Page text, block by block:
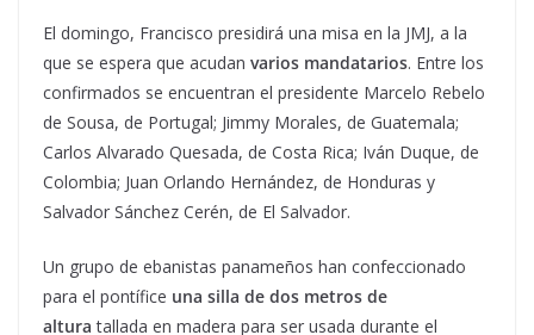
El domingo, Francisco presidirá una misa en la JMJ, a la
que se espera que acudan varios mandatarios. Entre los
confirmados se encuentran el presidente Marcelo Rebelo
de Sousa, de Portugal; Jimmy Morales, de Guatemala;
Carlos Alvarado Quesada, de Costa Rica; Iván Duque, de
Colombia; Juan Orlando Hernández, de Honduras y
Salvador Sánchez Cerén, de El Salvador.
Un grupo de ebanistas panameños han confeccionado
para el pontífice una silla de dos metros de
altura tallada en madera para ser usada durante el